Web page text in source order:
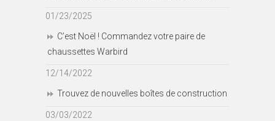
01/23/2025
C’est Noël ! Commandez votre paire de
chaussettes Warbird
12/14/2022
Trouvez de nouvelles boîtes de construction
03/03/2022